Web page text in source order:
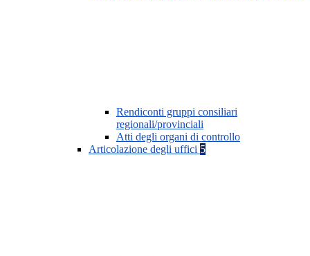
Rendiconti gruppi consiliari
regionali/provinciali
Atti degli organi di controllo
Articolazione degli uffici 5